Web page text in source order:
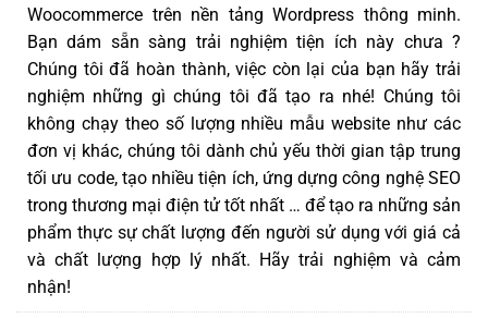
Woocommerce trên nền tảng Wordpress thông minh.
Bạn dám sẵn sàng trải nghiệm tiện ích này chưa ?
Chúng tôi đã hoàn thành, việc còn lại của bạn hãy trải
nghiệm những gì chúng tôi đã tạo ra nhé! Chúng tôi
không chạy theo số lượng nhiều mẫu website như các
đơn vị khác, chúng tôi dành chủ yếu thời gian tập trung
tối ưu code, tạo nhiều tiện ích, ứng dựng công nghệ SEO
trong thương mại điện tử tốt nhất … để tạo ra những sản
phẩm thực sự chất lượng đến người sử dụng với giá cả
và chất lượng hợp lý nhất. Hãy trải nghiệm và cảm
nhận!